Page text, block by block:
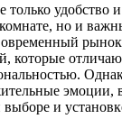
только удобство
но и
рынок
которые
эмоции,
и